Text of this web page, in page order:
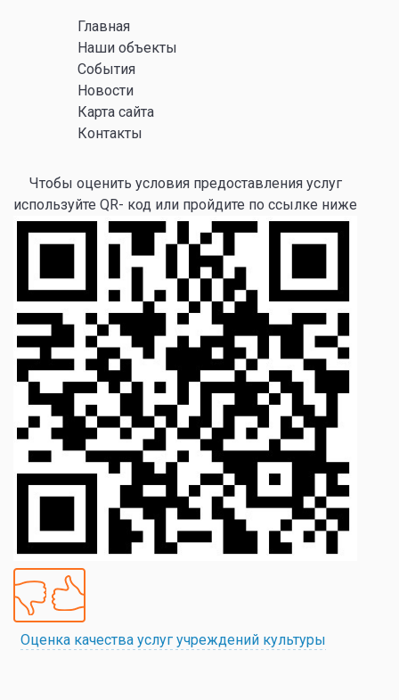
Главная
Наши объекты
События
Новости
Карта сайта
Контакты
Чтобы оценить условия предоставления услуг
используйте QR- код или пройдите по ссылке ниже
Оценка качества услуг учреждений культуры